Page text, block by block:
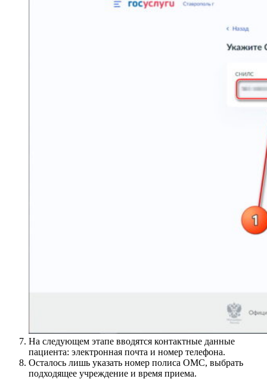
На следующем этапе вводятся контактные данные
пациента: электронная почта и номер телефона.
Осталось лишь указать номер полиса ОМС, выбрать
подходящее учреждение и время приема.